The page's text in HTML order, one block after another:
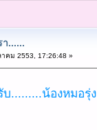
า......
คม 2553, 17:26:48 »
.........น้องหมอรุ่ง